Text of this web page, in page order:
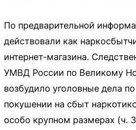
По предварительной
действовали как
интернет-магазина.
УМВД России по Великому
возбудило уголовные дела
покушении на сбыт
особо крупном размерах (ч.